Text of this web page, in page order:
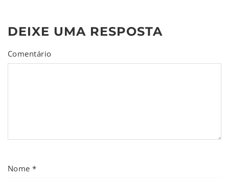
DEIXE UMA RESPOSTA
Comentário
Nome*